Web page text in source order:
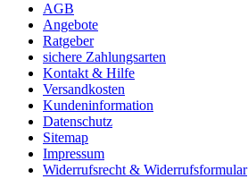
AGB
Angebote
Ratgeber
sichere Zahlungsarten
Kontakt & Hilfe
Versandkosten
Kundeninformation
Datenschutz
Sitemap
Impressum
Widerrufsrecht & Widerrufsformular